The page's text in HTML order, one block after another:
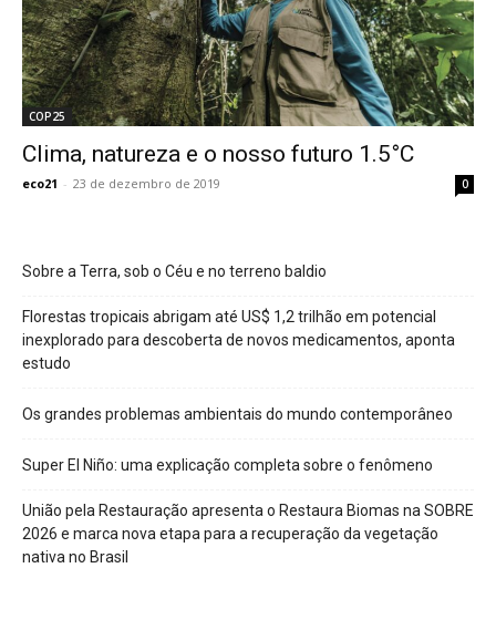
COP25
Clima, natureza e o nosso futuro 1.5°C
eco21 - 23 de dezembro de 2019 0
Sobre a Terra, sob o Céu e no terreno baldio
Florestas tropicais abrigam até US$ 1,2 trilhão em potencial
inexplorado para descoberta de novos medicamentos, aponta
estudo
Os grandes problemas ambientais do mundo contemporâneo
Super El Niño: uma explicação completa sobre o fenômeno
União pela Restauração apresenta o Restaura Biomas na SOBRE
2026 e marca nova etapa para a recuperação da vegetação
nativa no Brasil